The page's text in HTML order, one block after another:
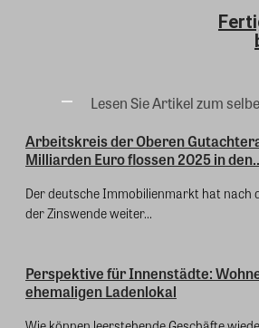
Lesen Sie Artikel zum
Arbeitskreis der Oberen
Milliarden Euro flossen 2025 in
Der deutsche Immobilienmarkt hat nach
der Zinswende weiter...
Perspektive für Innenstädte:
ehemaligen Ladenlokal